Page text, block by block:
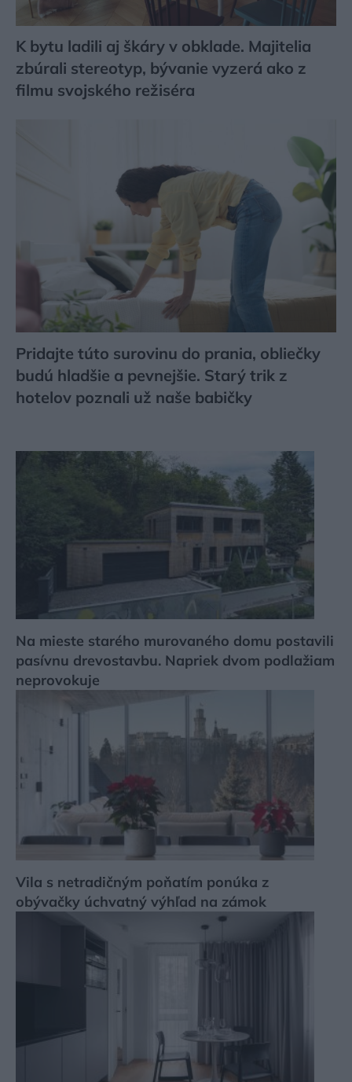
K bytu ladili aj škáry v obklade. Majitelia
zbúrali stereotyp, bývanie vyzerá ako z
filmu svojského režiséra
Pridajte túto surovinu do prania, obliečky
budú hladšie a pevnejšie. Starý trik z
hotelov poznali už naše babičky
Na mieste starého murovaného domu postavili
pasívnu drevostavbu. Napriek dvom podlažiam
neprovokuje
Vila s netradičným poňatím ponúka z
obývačky úchvatný výhľad na zámok